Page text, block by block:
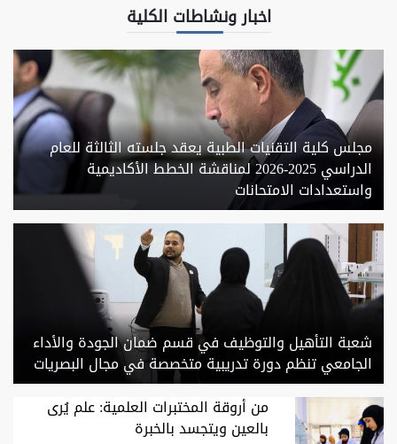
اخبار ونشاطات الكلية
مجلس كلية التقنيات الطبية يعقد جلسته الثالثة للعام
الدراسي 2025-2026 لمناقشة الخطط الأكاديمية
واستعدادات الامتحانات
شعبة التأهيل والتوظيف في قسم ضمان الجودة والأداء
الجامعي تنظم دورة تدريبية متخصصة في مجال البصريات
من أروقة المختبرات العلمية: علم يُرى
بالعين ويتجسد بالخبرة